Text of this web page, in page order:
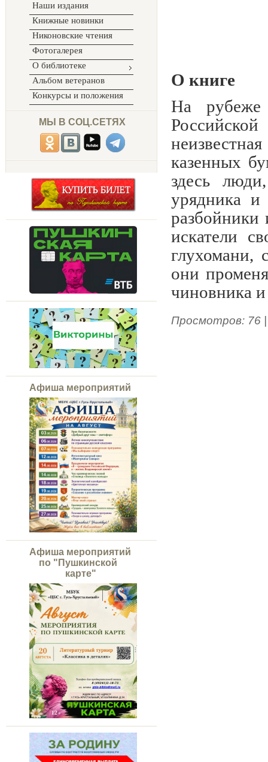
Наши издания
Книжные новинки
Никоновские чтения
Фотогалерея
О библиотеке
Альбом ветеранов
Конкурсы и положения
МЫ В СОЦ.СЕТЯХ
Афиша мероприятий
Афиша мероприятий
по "Пушкинской
карте"
О книге
На
казенных
здесь
урядника
разбойники
искатели
глухомани,
они
чиновника
Просмотров: 76